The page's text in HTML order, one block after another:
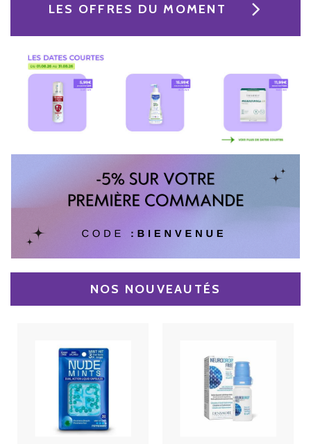
LES OFFRES DU MOMENT
NOS NOUVEAUTÉS